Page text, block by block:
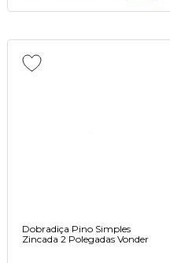
Dobradiça Pino Simples
Zincada 2 Polegadas Vonder